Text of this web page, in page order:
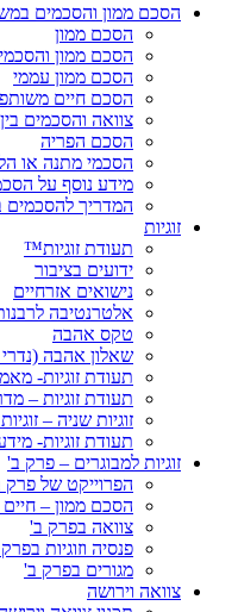
הסכם ממון והסכמים
הסכם ממון
הסכם ממון
הסכם ממון עממי
הסכם חיים
צוואה והסכמים
הסכם הפריה
הסכמי מתנה או
מידע נוסף על
המדריך
זוגיות
תעודת זוגיות™
ידועים בציבור
נישואים אזרחיים
אלטרנטיבה
טקס אהבה
שאלון אהבה (נדרי
תעודת זוגיות-
תעודת זוגיות –
זוגיות שניה –
תעודת זוגיות-
זוגיות למבוגרים – פרק ב'
הפרוייקט של פרק
הסכם ממון –
צוואה בפרק ב'
פנסיה וזוגיות
מגורים בפרק ב'
צוואה וירושה